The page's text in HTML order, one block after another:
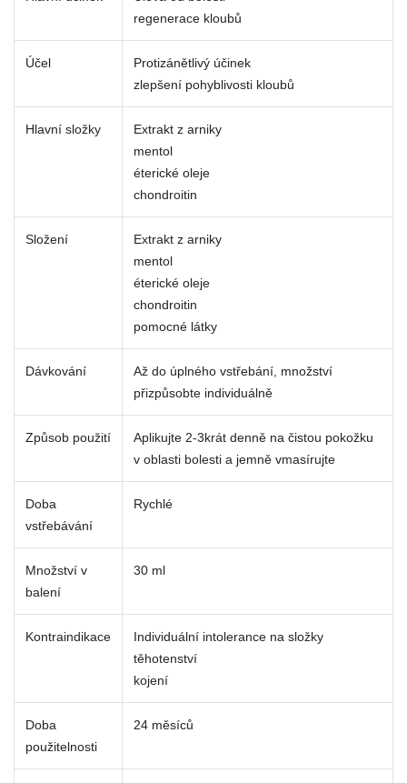
regenerace kloubů
Účel
Protizánětlivý účinek
zlepšení pohyblivosti kloubů
Hlavní složky
Extrakt z arniky
mentol
éterické oleje
chondroitin
Složení
Extrakt z arniky
mentol
éterické oleje
chondroitin
pomocné látky
Dávkování
Až do úplného vstřebání, množství
přizpůsobte individuálně
Způsob použití
Aplikujte 2-3krát denně na čistou pokožku
v oblasti bolesti a jemně vmasírujte
Doba
vstřebávání
Rychlé
Množství v
balení
30 ml
Kontraindikace
Individuální intolerance na složky
těhotenství
kojení
Doba
použitelnosti
24 měsíců